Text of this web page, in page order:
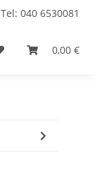
Tel: 040 6530081
0,00 €